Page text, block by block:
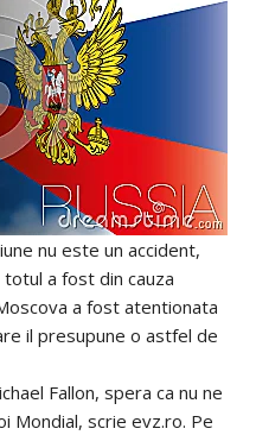
nu este un accident,
a fost din cauza
a fost atentionata
il presupune o astfel de
Fallon, spera ca nu ne
Mondial, scrie evz.ro. Pe